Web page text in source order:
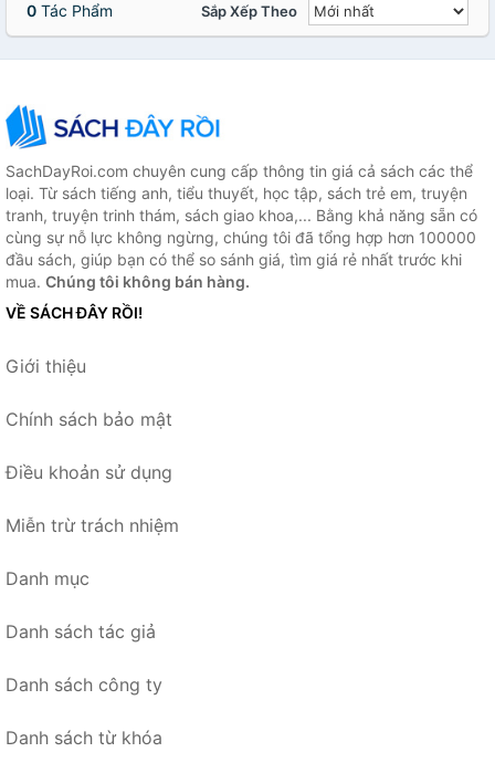
0 Tác Phẩm Sắp Xếp Theo
SachDayRoi.com chuyên cung cấp thông tin giá cả sách các thể
loại. Từ sách tiếng anh, tiểu thuyết, học tập, sách trẻ em, truyện
tranh, truyện trinh thám, sách giao khoa,... Bằng khả năng sẵn có
cùng sự nỗ lực không ngừng, chúng tôi đã tổng hợp hơn 100000
đầu sách, giúp bạn có thể so sánh giá, tìm giá rẻ nhất trước khi
mua. Chúng tôi không bán hàng.
VỀ SÁCH ĐÂY RỒI!
Giới thiệu
Chính sách bảo mật
Điều khoản sử dụng
Miễn trừ trách nhiệm
Danh mục
Danh sách tác giả
Danh sách công ty
Danh sách từ khóa